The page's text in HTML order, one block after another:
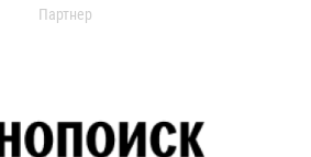
Партнер